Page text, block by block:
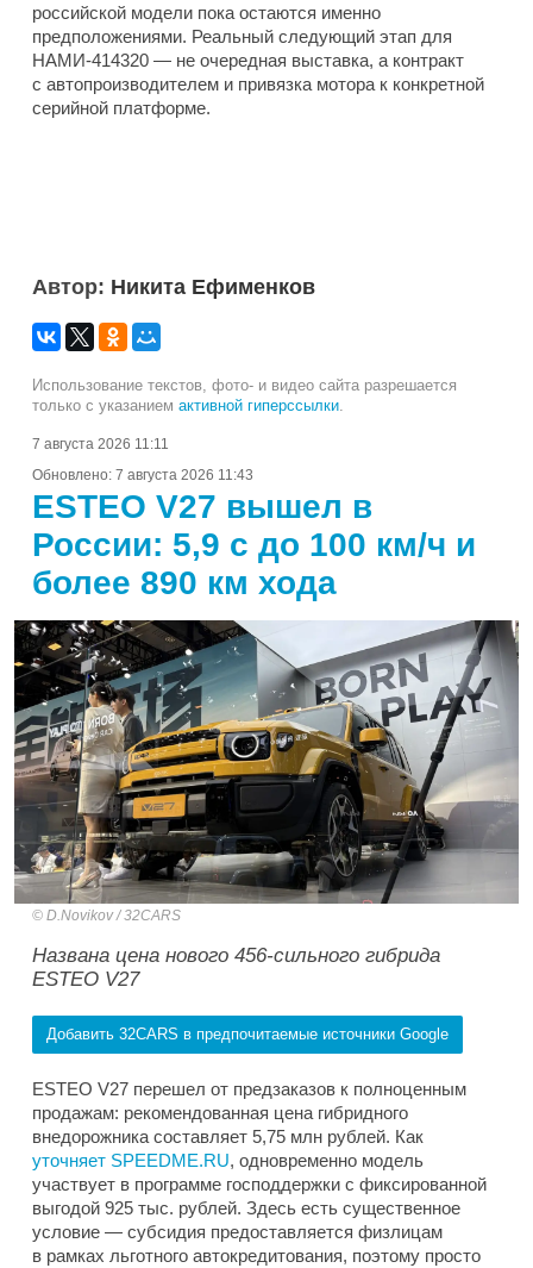
российской модели пока остаются именно
предположениями. Реальный следующий этап для
НАМИ-414320 — не очередная выставка, а контракт
с автопроизводителем и привязка мотора к конкретной
серийной платформе.
Автор: Никита Ефименков
Использование текстов, фото- и видео сайта разрешается
только с указанием активной гиперссылки
7 августа 2026 11:11
Обновлено: 7 августа 2026 11:43
ESTEO V27 вышел в
России: 5,9 с до 100 км/ч и
более 890 км хода
D.Novikov / 32CARS
Названа цена нового 456-сильного гибрида
ESTEO V27
Добавить 32CARS в предпочитаемые источники Google
ESTEO V27 перешел от предзаказов к полноценным
продажам: рекомендованная цена гибридного
внедорожника составляет 5,75 млн рублей. Как
уточняет SPEEDME.RU, одновременно модель
участвует в программе господдержки с фиксированной
выгодой 925 тыс. рублей. Здесь есть существенное
условие — субсидия предоставляется физлицам
в рамках льготного автокредитования, поэтому просто